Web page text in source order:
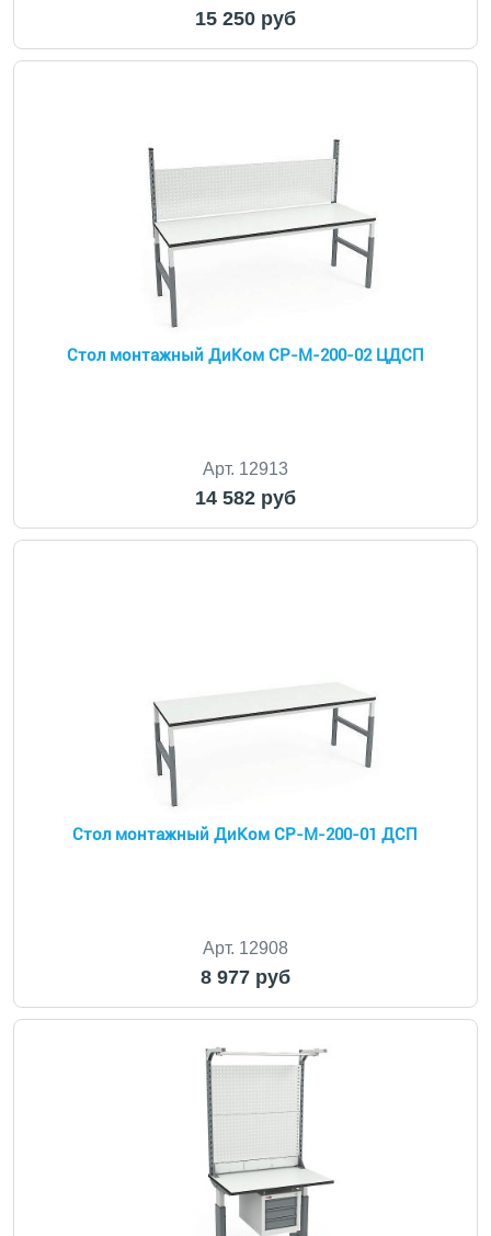
15 250 руб
Стол монтажный ДиКом СР-М-200-02 ЦДСП
Арт. 12913
14 582 руб
Стол монтажный ДиКом СР-М-200-01 ДСП
Арт. 12908
8 977 руб